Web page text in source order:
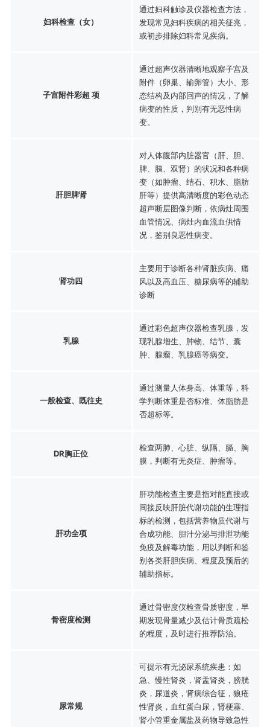
妇科检查（女）
通过妇科触诊及仪器检查方法，
发现常见妇科疾病的相关征兆，
或初步排除妇科常见疾病。
子宫附件彩超 项
通过超声仪器清晰地观察子宫及
附件（卵巢、输卵管）大小、形
态结构及内部回声的情况，了解
病变的性质，判别有无恶性病
变。
肝胆脾肾
对人体腹部内脏器官（肝、胆、
脾、胰、双肾）的状况和各种病
变（如肿瘤、结石、积水、脂肪
肝等）提供高清晰度的彩色动态
超声断层图像判断，依病灶周围
血管情况、病灶内血流血供情
况，鉴别良恶性病变。
肾功四
主要用于诊断各种肾脏疾病、痛
风以及高血压、糖尿病等的辅助
诊断
乳腺
通过彩色超声仪器检查乳腺，发
现乳腺增生、肿物、结节、囊
肿、腺瘤、乳腺癌等病变。
一般检查、既往史
通过测量人体身高、体重等，科
学判断体重是否标准、体脂肪是
否超标等。
DR胸正位
检查两肺、心脏、纵隔、膈、胸
膜，判断有无炎症、肿瘤等。
肝功全项
肝功能检查主要是指对能直接或
间接反映肝脏代谢功能的生理指
标的检测，包括营养物质代谢与
合成功能、胆汁分泌与排泄功能
免疫及解毒功能，用以判断和鉴
别各类肝胆疾病、程度及预后的
辅助指标。
骨密度检测
通过骨密度仪检查骨质密度，早
期发现骨量减少及估计骨质疏松
的程度，及时进行推荐防治。
尿常规
可提示有无泌尿系统疾患：如
急、慢性肾炎，肾盂肾炎，膀胱
炎，尿道炎，肾病综合征，狼疮
性肾炎，血红蛋白尿，肾梗塞、
肾小管重金属盐及药物导致急性